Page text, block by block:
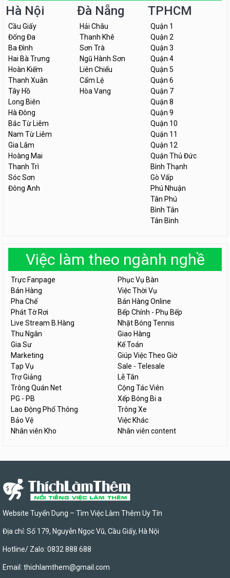
Hà Nội
Cầu Giấy
Đống Đa
Ba Đình
Hai Bà Trưng
Hoàn Kiếm
Thanh Xuân
Tây Hồ
Long Biên
Hà Đông
Bắc Từ Liêm
Nam Từ Liêm
Gia Lâm
Hoàng Mai
Thanh Trì
Sóc Sơn
Đông Anh
Đà Nẵng
Hải Châu
Thanh Khê
Sơn Trà
Ngũ Hành Sơn
Liên Chiểu
Cẩm Lệ
Hòa Vang
TPHCM
Quận 1
Quận 2
Quận 3
Quận 4
Quận 5
Quận 6
Quận 7
Quận 8
Quận 9
Quận 10
Quận 11
Quận 12
Quận Thủ Đức
Bình Thạnh
Gò Vấp
Phú Nhuận
Tân Phú
Bình Tân
Tân Bình
Việc làm theo ngành nghề
Trực Fanpage
Phục Vụ Bàn
Bán Hàng
Việc Thời Vụ
Pha Chế
Bán Hàng Online
Phát Tờ Rơi
Bếp Chính - Phụ Bếp
Live Stream B.Hàng
Nhặt Bóng Tennis
Thu Ngân
Giao Hàng
Gia Sư
Kế Toán
Marketing
Giúp Việc Theo Giờ
Tạp Vụ
Sale - Telesale
Trợ Giảng
Lễ Tân
Trông Quán Net
Cộng Tác Viên
PG - PB
Xếp Bóng Bi a
Lao Động Phổ Thông
Trông Xe
Bảo Vệ
Việc Khác
Nhân viên Kho
Nhân viên content
Website Tuyển Dụng – Tìm Việc Làm Thêm Uy Tín
Địa chỉ: Số 179, Nguyễn Ngọc Vũ, Cầu Giấy, Hà Nội
Hotline/ Zalo: 0832 888 688
Email: thichlamthem@gmail.com